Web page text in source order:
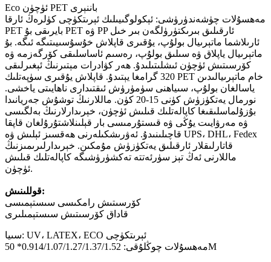
Eco ئۈچۈن PET باننېرى
مەھسۇلات چۈشەندۈرۈشى: ئېكولوگىيىلىك ئېرىتكۈچى كۈلرەڭ ئارقا
PET بايرىقى بۇ PET ۋە PP ئارقىلىق بىرىكتۈرۈلگەن بىر خىل
ئارىلاشما ماتېرىيال بولۇپ، يۇقىرى قاپلاش خۇسۇسىيىتىگە ئىگە. بۇ
ماتېرىيال ياپلاق ۋە سىلىق بولۇپ، رەسىم ئاساسلىقى كۆرگەزمە ۋە
كۆرسىتىش ئۈچۈن ئىشلىتىلىدۇ. ھەر كۋادرات مېتىرنىڭ ئېغىرلىقى
320 گرامغا يېتىدۇ. قاپلاش يۇقىرى سۈپەتلىك PET خام ماتېرىيالىدىن
ياسالغان بولۇپ، سىياھنى سۈمۈرۈش ئىقتىدارى ناھايىتى ياخشى.
نورمال يەتكۈزۈش كۈنى 15-20 كۈن. ماللارنىڭ توشۇش جەريانىدا
بۇزۇلماسلىقىغا كاپالەتلىك قىلىش ئۈچۈن، خېرىدارلارنىڭ بەلگىسى
ۋە مەرۋايىت يۇڭى ۋە قىستۇرمىسى بار قېلىنلاشتۇرۇلغان قاپقا
قاچىلىنىدۇ. ئەۋرىشكىلەرنى ھەقسىز ئېلىش ۋە UPS، DHL، Fedex
قاتارلىقلار ئارقىلىق يەتكۈزۈش مۇمكىن. خېرىدارلىرىمىزنىڭ
ماللارنى ئەڭ تېز سۈرئەتتە تەكشۈرۈشىگە كاپالەتلىك قىلىش
ئۈچۈن.
قوللىنىش:
كۆرسىتىش رامكىسى سىستېمىسى
قاداق كۆرسىتىش سىستېمىلىرى
سىيا: UV، LATEX، ECO ئېرىتكۈچى
مەھسۇلات چوڭلۇقى: 0.914/1.07/1.27/1.37/1.52* 50M